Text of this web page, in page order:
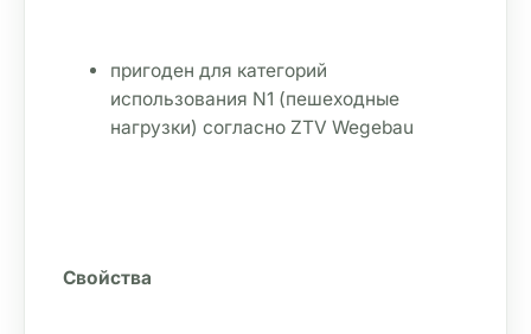
пригоден для категорий
использования N1 (пешеходные
нагрузки) согласно ZTV Wegebau
Свойства